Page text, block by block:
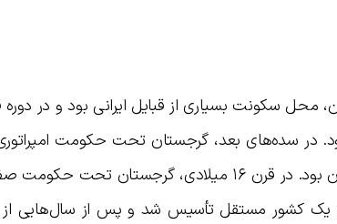
محل سکونت بسیاری از قبایل ایرانی بود و در دوره
در سده‌های بعد، گرجستان تحت حکومت
ساسانیان، عرب‌ها، ترک‌های سلجوقی، مغولستان و تیموریان بود. در قرن ۱۶ میلادی، گرجستان
سال ۱۹۱۸، گرجستان به عنوان یک کشور مستقل تأسیس شد و پس از